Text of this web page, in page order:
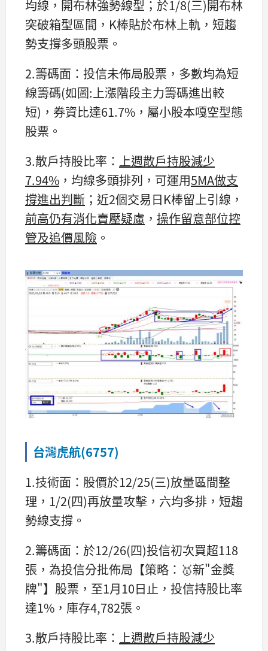
均線，開布林強勢線型；於1/8(三)開布林
突破箱型區間，K棒貼於布林上軌，短趨
勢支撐多頭股票。
2.籌碼面：投信未佈局股票，多數均為短
線籌碼(如圖:上漲階段主力籌碼進出較
短)，券資比達61.7%，屬小股本嘎空型態
股票。
3.散戶持股比率： 上週散戶持股減少
7.94% ，均線多頭排列，可運用5MA做支
撐進出判斷 ；近2個交易日K棒留上引線，
前高仍有消化賣壓疑慮 ， 操作留意部位控
管及追價風險 。
台灣虎航(6757)
1.技術面：股價於12/25(三)放量區間整
理，1/2(四)再放量攻擊，六均多排，短趨
勢線支撐。
2.籌碼面：於12/26(四)投信初次買超118
張，為投信分批佈局【策略：🥇新"金獎
牌"】股票，至1月10日止，投信持股比率
達1%，庫存4,782張。
3.散戶持股比率： 上週散戶持股減少